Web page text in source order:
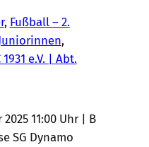
, Fußball – 2.
,
1931 e.V. | Abt.
11:00 Uhr | B
SG Dynamo